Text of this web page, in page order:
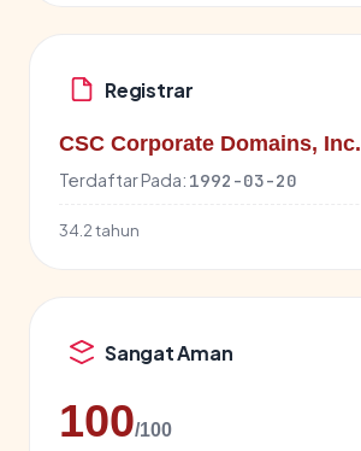
Registrar
CSC Corporate Domains, Inc.
Terdaftar Pada: 1992-03-20
34.2 tahun
Sangat Aman
100/100